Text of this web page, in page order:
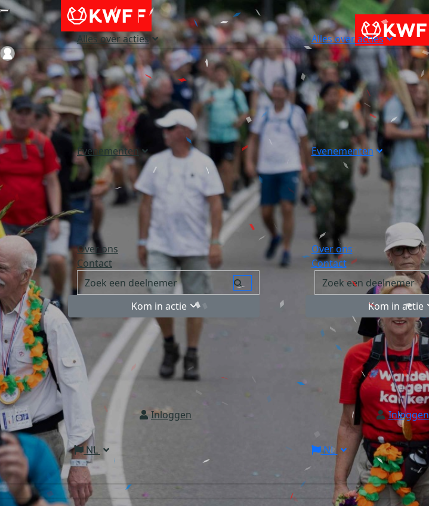
Alles over acties
Evenementen
Over ons
Contact
Kom in actie
Inloggen
NL
Alles over acties
Evenementen
Over ons
Contact
Kom in actie
Inloggen
NL
Login